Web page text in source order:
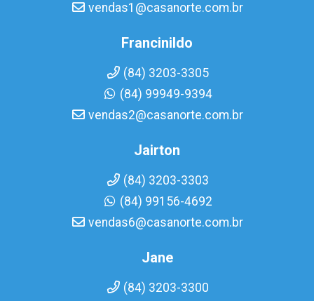
vendas1@casanorte.com.br
Francinildo
(84) 3203-3305
(84) 99949-9394
vendas2@casanorte.com.br
Jairton
(84) 3203-3303
(84) 99156-4692
vendas6@casanorte.com.br
Jane
(84) 3203-3300